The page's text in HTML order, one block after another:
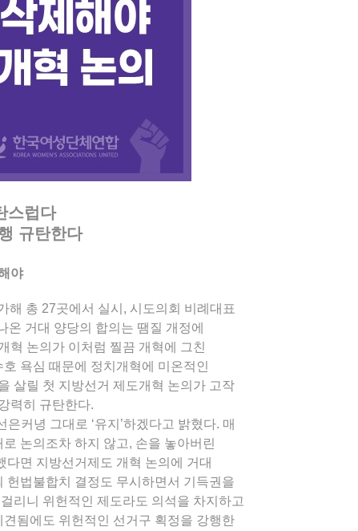
스럽다
규탄한다
야
해 총 27곳에서 실시, 시도의회 비례대표
거대 양당의 합의는 땜질 개정에
혁 논의가 이처럼 찔끔 개혁에 그친
욕심 때문에 정치개혁에 미온적인
살릴 첫 지방선거 제도개혁 논의가 고작
력히 규탄한다.
커녕 그대로 ‘유지’하겠다고 밝혔다. 매
논의조차 하지 않고, 손을 놓아버린
면 지방선거제도 개혁 논의에 거대
헌법불합치 결정도 무시하면서 기득권을
리니 위헌적인 제도라도 의석을 차지하고
됨에도 위헌적인 선거구 획정을 강행한